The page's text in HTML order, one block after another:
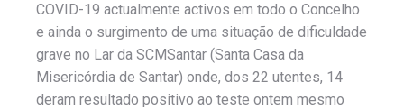
COVID-19 actualmente activos em todo o Concelho
e ainda o surgimento de uma situação de dificuldade
grave no Lar da SCMSantar (Santa Casa da
Misericórdia de Santar) onde, dos 22 utentes, 14
deram resultado positivo ao teste ontem mesmo